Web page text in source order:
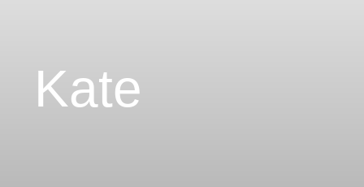
Kate